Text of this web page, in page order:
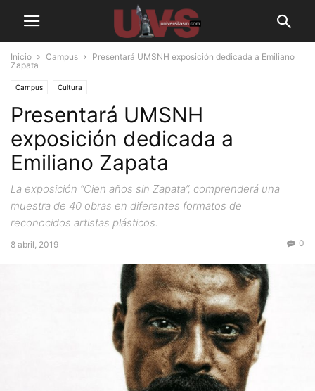
Inicio Campus
Presentará UMSNH exposición dedicada a Emiliano
Zapata
Campus Cultura
Presentará UMSNH
exposición dedicada a
Emiliano Zapata
La exposición “Cien años sin Zapata”, comprenderá una
muestra de 40 obras en diferentes formatos de
reconocidos artistas plásticos.
8 abril, 2019 0